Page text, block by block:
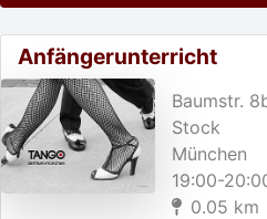
Anfängerunterricht
Baumstr.
Stock
München
19:00-
0.05 km